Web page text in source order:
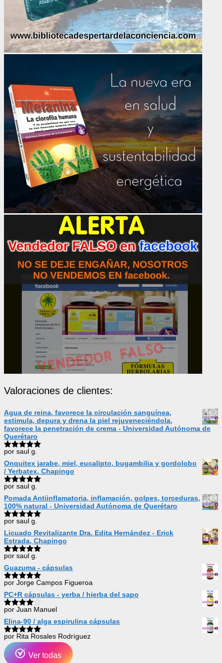
Valoraciones de clientes:
Agua de reina, favorece la circulación sanguínea,
estimula, depura y drena la piel rejuveneciéndola,
favorece la penetración de crema - Universidad Autónoma de
Querétaro
Valorado
con5de 5
por saul g.
Onquitex jarabe, miel, eucalipto, bugambilia y gordolobo
/ Yerbatex, Chapingo
Valorado
con5de 5
por saul g.
Pomada Antiinflamatoria, inflamación, golpes, torceduras,
100% natural - Universidad Autónoma de Querétaro
Valorado
con5de 5
por saul g.
Licuado Revitalizante Dra. Edita Hernández - Erick
Estrada, Chapingo
Valorado
con5de 5
por saul g.
Guazuma - cápsulas
Valorado
con5de 5
por Jorge Campos Figueroa
PC+R cápsulas - yerba / hierba del sapo
Valorado
con4 de
5
por Juan Manuel
Elina-90 / alga espirulina cápsulas
Valorado
con
por Rita Rosales Rodríguez
Ver todas